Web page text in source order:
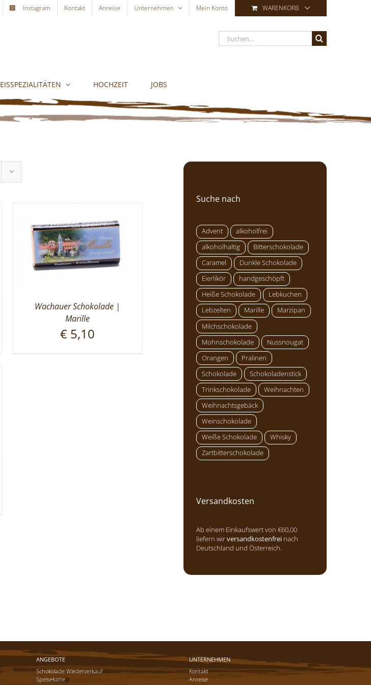
Instagram Kontakt Anreise Unternehmen Mein Konto WARENKORB
Suche
nach:
EISSPEZIALITÄTEN HOCHZEIT JOBS
Wachauer Schokolade |
Marille
€5,10
Suche nach
Advent
alkoholfrei
alkoholhaltig
Bitterschokolade
Caramel
Dunkle Schokolade
Eierlikör
handgeschöpft
Heiße Schokolade
Lebkuchen
Lebzelten
Marille
Marzipan
Milchschokolade
Mohnschokolade
Nussnougat
Orangen
Pralinen
Schokolade
Schokoladenstick
Trinkschokolade
Weihnachten
Weihnachtsgebäck
Weinschokolade
Weiße Schokolade
Whisky
Zartbitterschokolade
Versandkosten
Ab einem Einkaufswert von €60,00
liefern wirversandkostenfrei nach
Deutschland und Österreich.
ANGEBOTE
Schokolade Wiederverkauf
Speisekarte
UNTERNEHMEN
Kontakt
Anreise